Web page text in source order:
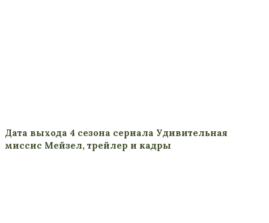
Дата выхода 4 сезона сериала Удивительная
миссис Мейзел, трейлер и кадры